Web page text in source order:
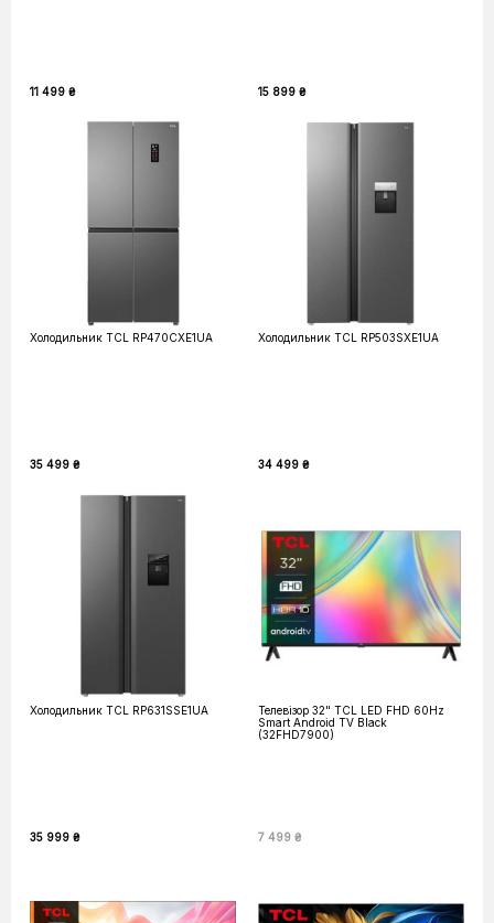
11 499 ₴ 15 899 ₴
Холодильник TCL RP470CXE1UA
35 499 ₴
Холодильник TCL RP503SXE1UA
34 499 ₴
Холодильник TCL RP631SSE1UA
35 999 ₴
Телевізор 32" TCL LED FHD 60Hz
Smart Android TV Black
(32FHD7900)
7 499 ₴